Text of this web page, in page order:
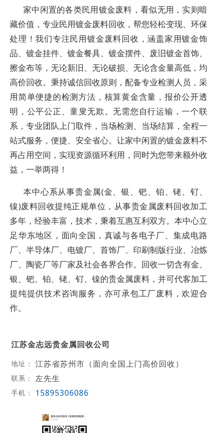
家中闲置的各类民用镀金废料，看似无用，实则暗
藏价值，专业民用镀金废料回收，帮您轻松变现、环保
处理！我们专注民用镀金废料回收，涵盖家用镀金饰
品、镀金挂件、镀金餐具、镀金摆件、废旧镀金首饰、
擦金布等，无论新旧、无论破损、无论含金量高低，均
高价回收。秉持诚信回收原则，配备专业检测人员，采
用简单便捷的检测方法，核算黄金含量，报价公开透
明，公平公正、童叟无欺。无需您自行运输，一个联
系，专业团队上门取件，当场检测、当场结算，全程一
站式服务，便捷、安全省心。让家中闲置的镀金废料不
再占用空间，实现资源循环利用，同时为您带来额外收
益，一举两得！
本中心系从事贵金属(金、银、钯、铂、铑、钌、
镍)废料回收提纯正规单位，从事贵金属废料回收加工
多年，经验丰富，技术，秉着互惠互利双方。本中心立
足华东地区，面向全国，真诚与各电子厂、集成电路
厂、半导体厂、电镀厂、首饰厂、印刷制版行业、冶炼
厂、陶瓷厂等厂家及社会各界合作。回收一切含有金、
银、钯、铂、铑、钌、镍的贵金属废料，并可代客加工
提纯提供技术咨询服务，亦可承包工厂废料，欢迎合
作。
江苏金志远贵金属回收公司
地址： 江苏省苏州市（面向全国上门高价回收）
联系： 左先生
手机： 15895306086